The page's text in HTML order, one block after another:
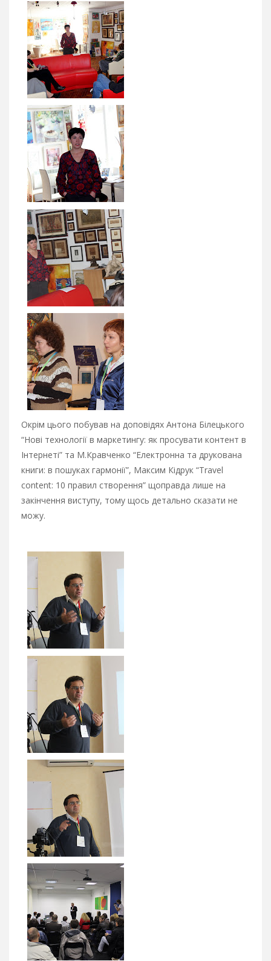
Окрім цього побував на доповідях Антона Білецького
“Нові технології в маркетингу: як просувати контент в
Інтернеті” та М.Кравченко “Електронна та друкована
книги: в пошуках гармонії”, Максим Кідрук “Travel
content: 10 правил створення” щоправда лише на
закінчення виступу, тому щось детально сказати не
можу.